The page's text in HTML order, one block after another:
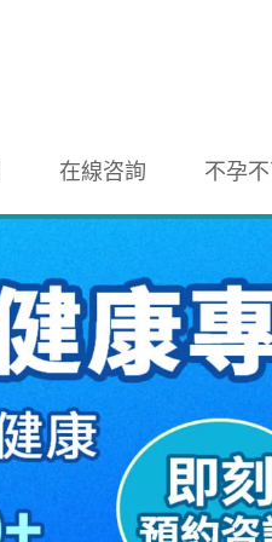
在線咨詢 不孕